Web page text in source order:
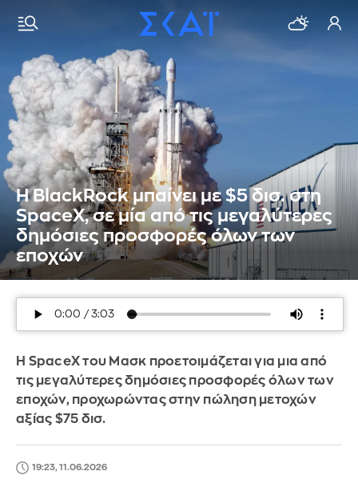
Η BlackRock μπαίνει με $5 δισ. στη
SpaceX, σε μία από τις μεγαλύτερες
δημόσιες προσφορές όλων των
εποχών
Η SpaceX του Μασκ προετοιμάζεται για μια από
τις μεγαλύτερες δημόσιες προσφορές όλων των
εποχών, προχωρώντας στην πώληση μετοχών
αξίας $75 δισ.
19:23, 11.06.2026